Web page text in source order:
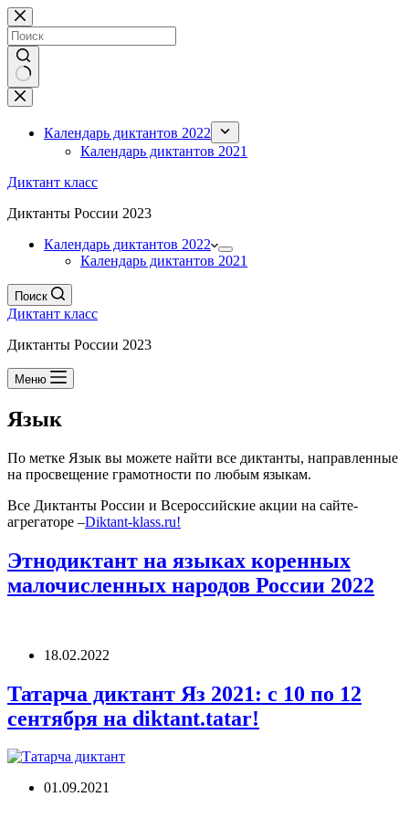
Перейти
к
сути
Ничего
не
найденоКалендарь диктантов 2022
Календарь диктантов 2021
Диктант класс
Диктанты России 2023
Календарь диктантов 2022
Календарь диктантов 2021
Поиск
Диктант класс
Диктанты России 2023
Меню
Язык
По метке Язык вы можете найти все диктанты, направленные
на просвещение грамотности по любым языкам.
Все Диктанты России и Всероссийские акции на сайте-
агрегаторе –Diktant-klass.ru!
Этнодиктант на языках коренных
малочисленных народов России 2022
18.02.2022
Татарча диктант Яз 2021: с 10 по 12
сентября на diktant.tatar!
01.09.2021